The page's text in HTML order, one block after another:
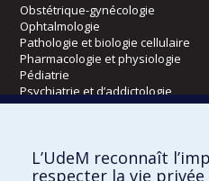
Obstétrique-gynécologie
Ophtalmologie
Pathologie et biologie cellulaire
Pharmacologie et physiologie
Pédiatrie
Psychiatrie et d’addictologie
Radiologie, radio-oncologie et
Écoles
L’UdeM reconnaît
respecter la vie privée